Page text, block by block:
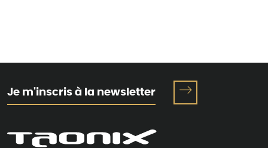
Je m'inscris à la newsletter